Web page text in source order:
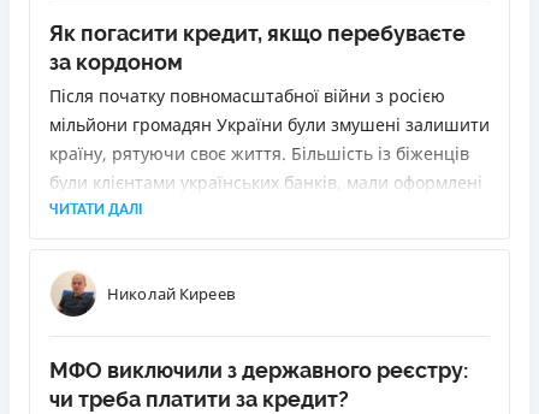
Як погасити кредит, якщо перебуваєте
за кордоном
Після початку повномасштабної війни з росією
мільйони громадян України були змушені залишити
країну, рятуючи своє життя. Більшість із біженців
були клієнтами українських банків, мали оформлені
кредити або користувалися кредитними картками.
Опинившись за кордоном, вони зіткнулися з
проблемою: як погашати заборгованість за
кредитами?
ЧИТАТИ ДАЛІ
Николай Киреев
МФО виключили з державного реєстру:
чи треба платити за кредит?